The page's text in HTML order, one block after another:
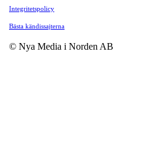
Integritetspolicy
Bästa kändissajterna
© Nya Media i Norden AB